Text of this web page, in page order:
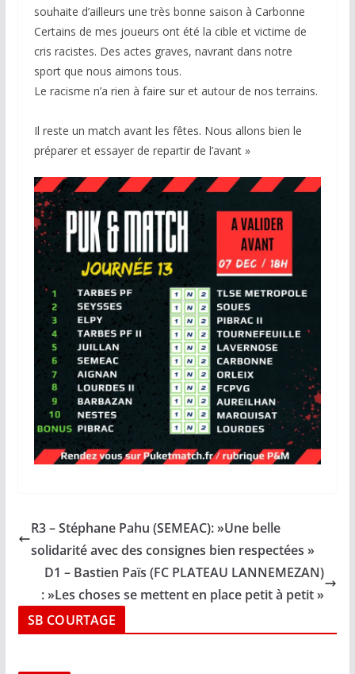
souhaite d’ailleurs une très bonne saison à Carbonne
Certains de mes joueurs ont été la cible et victime de
cris racistes. Des actes graves, navrant dans notre
sport que nous aimons tous.
Le racisme n’a rien à faire sur et autour de nos terrains.
Il reste un match avant les fêtes. Nous allons bien le
préparer et essayer de repartir de l’avant »
R3 – Stéphane Pahu (SEMEAC): »Une belle
solidarité avec des consignes bien respectées »
D1 – Bastien Païs (FC PLATEAU LANNEMEZAN)
: »Les choses se mettent en place petit à petit »
SB COURTAGE